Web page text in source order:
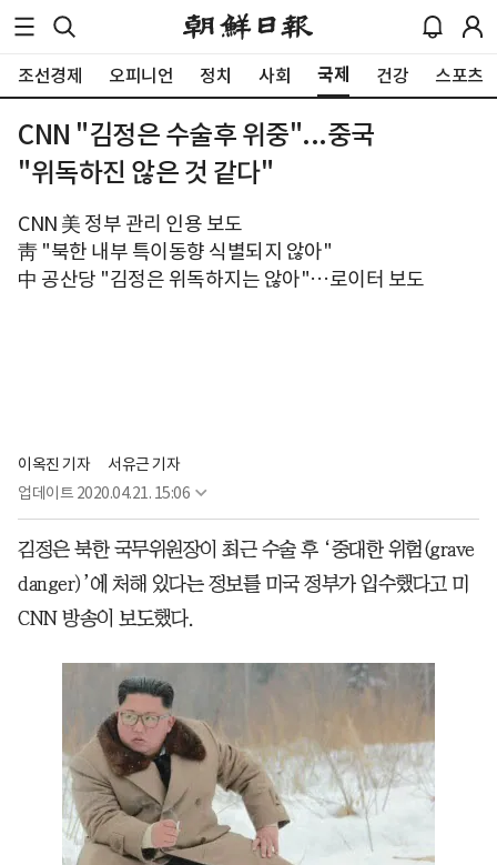
조선경제 오피니언 정치 사회 국제 건강 스포츠
CNN "김정은 수술후 위중"...중국
"위독하진 않은 것 같다"
CNN 美 정부 관리 인용 보도
靑 "북한 내부 특이동향 식별되지 않아"
中 공산당 "김정은 위독하지는 않아"…로이터 보도
이옥진 기자
서유근 기자
업데이트 2020.04.21. 15:06
김정은 북한 국무위원장이 최근 수술 후 ‘중대한 위험(grave
danger)’에 처해 있다는 정보를 미국 정부가 입수했다고 미
CNN 방송이 보도했다.